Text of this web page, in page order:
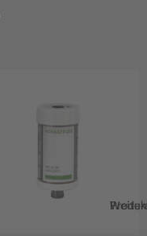
Weitere